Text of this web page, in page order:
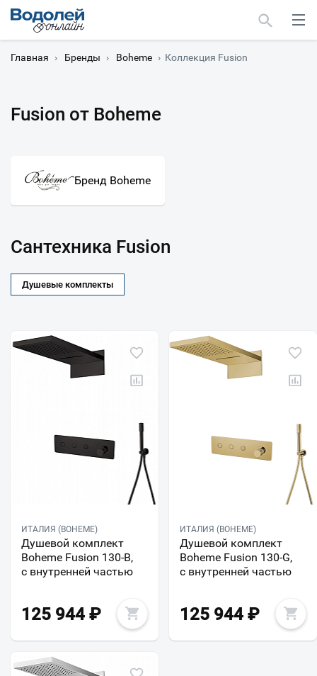
Главная › Бренды › Boheme › Коллекция Fusion
Fusion от Boheme
Бренд Boheme
Сантехника Fusion
Душевые комплекты
ИТАЛИЯ (BOHEME)
Душевой комплект
Boheme Fusion 130-B,
с внутренней частью
125 944 ₽
ИТАЛИЯ (BOHEME)
Душевой комплект
Boheme Fusion 130-G,
с внутренней частью
125 944 ₽